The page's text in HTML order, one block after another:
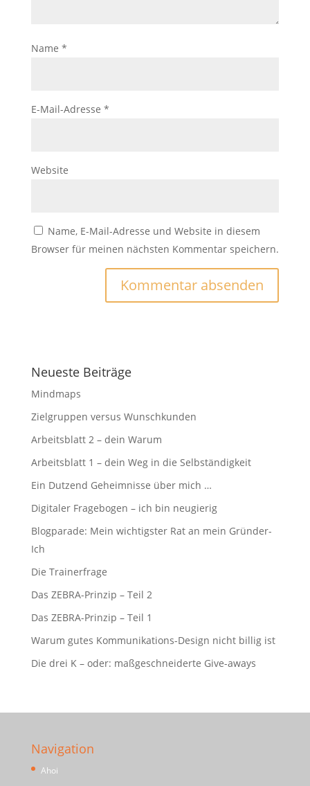
Name *
E-Mail-Adresse *
Website
Name, E-Mail-Adresse und Website in diesem
Browser für meinen nächsten Kommentar speichern.
Neueste Beiträge
Mindmaps
Zielgruppen versus Wunschkunden
Arbeitsblatt 2 – dein Warum
Arbeitsblatt 1 – dein Weg in die Selbständigkeit
Ein Dutzend Geheimnisse über mich …
Digitaler Fragebogen – ich bin neugierig
Blogparade: Mein wichtigster Rat an mein Gründer-
Ich
Die Trainerfrage
Das ZEBRA-Prinzip – Teil 2
Das ZEBRA-Prinzip – Teil 1
Warum gutes Kommunikations-Design nicht billig ist
Die drei K – oder: maßgeschneiderte Give-aways
Navigation
Ahoi